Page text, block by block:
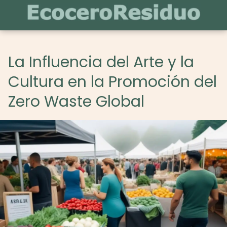
La Influencia del Arte y la
Cultura en la Promoción del
Zero Waste Global